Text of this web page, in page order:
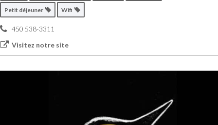
Petit déjeuner Wifi
450 538-3311
Visitez notre site